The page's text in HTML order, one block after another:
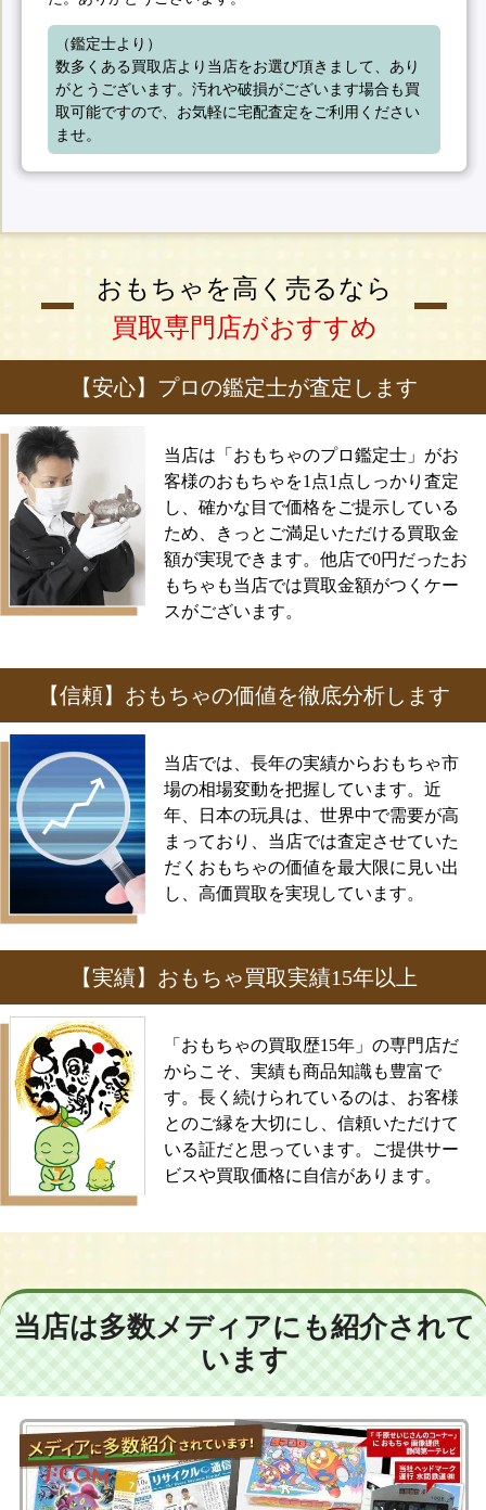
（鑑定士より）
数多くある買取店より当店をお選び頂きまして、あり
がとうございます。汚れや破損がございます場合も買
取可能ですので、お気軽に宅配査定をご利用ください
ませ。
おもちゃを高く売るなら
買取専門店がおすすめ
【安心】プロの鑑定士が査定します
当店は「おもちゃのプロ鑑定士」がお
客様のおもちゃを1点1点しっかり査定
し、確かな目で価格をご提示している
ため、きっとご満足いただける買取金
額が実現できます。他店で0円だったお
もちゃも当店では買取金額がつくケー
スがございます。
【信頼】おもちゃの価値を徹底分析します
当店では、長年の実績からおもちゃ市
場の相場変動を把握しています。近
年、日本の玩具は、世界中で需要が高
まっており、当店では査定させていた
だくおもちゃの価値を最大限に見い出
し、高価買取を実現しています。
【実績】おもちゃ買取実績15年以上
「おもちゃの買取歴15年」の専門店だ
からこそ、実績も商品知識も豊富で
す。長く続けられているのは、お客様
とのご縁を大切にし、信頼いただけて
いる証だと思っています。ご提供サー
ビスや買取価格に自信があります。
当店は多数メディアにも紹介されて
います